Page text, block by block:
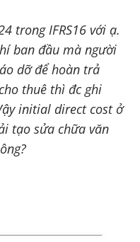
trong IFRS16 với ạ.
ban đầu mà người
dỡ để hoàn trả
thuê thì đc ghi
initial direct cost ở
tạo sửa chữa văn